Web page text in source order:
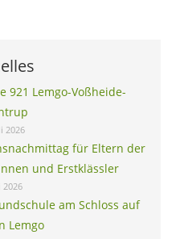
921 Lemgo-Voßheide-
2026
für Eltern der
und Erstklässler
2026
am Schloss auf
Lemgo